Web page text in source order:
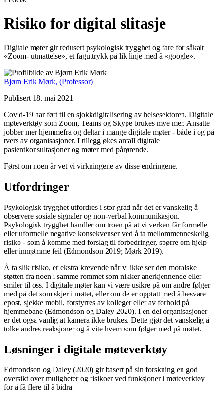
Risiko for digital slitasje
Digitale møter gir redusert psykologisk trygghet og fare for såkalt
«Zoom- utmattelse», et faguttrykk på lik linje med å «google».
Bjørn Erik Mørk, (Professor)
Publisert 18. mai 2021
Covid-19 har ført til en sjokkdigitalisering av helsesektoren. Digitale
møteverktøy som Zoom, Teams og Skype brukes mye mer. Ansatte
jobber mer hjemmefra og deltar i mange digitale møter - både i og på
tvers av organisasjoner. I tillegg økes antall digitale
pasientkonsultasjoner og møter med pårørende.
Først om noen år vet vi virkningene av disse endringene.
Utfordringer
Psykologisk trygghet utfordres i stor grad når det er vanskelig å
observere sosiale signaler og non-verbal kommunikasjon.
Psykologisk trygghet handler om troen på at vi verken får formelle
eller uformelle negative konsekvenser ved å ta mellommenneskelig
risiko - som å komme med forslag til forbedringer, spørre om hjelp
eller innrømme feil (Edmondson 2019; Mørk 2019).
Å ta slik risiko, er ekstra krevende når vi ikke ser den moralske
støtten fra noen i samme rommet som nikker anerkjennende eller
smiler til oss. I digitale møter kan vi være usikre på om andre følger
med på det som skjer i møtet, eller om de er opptatt med å besvare
epost, sjekke mobil, forstyrres av kolleger eller av forhold på
hjemmebane (Edmondson og Daley 2020). I en del organisasjoner
er det også vanlig at kamera ikke brukes. Dette gjør det vanskelig å
tolke andres reaksjoner og å vite hvem som følger med på møtet.
Løsninger i digitale møteverktøy
Edmondson og Daley (2020) gir basert på sin forskning en god
oversikt over muligheter og risikoer ved funksjoner i møteverktøy
for å få flere til å bidra: